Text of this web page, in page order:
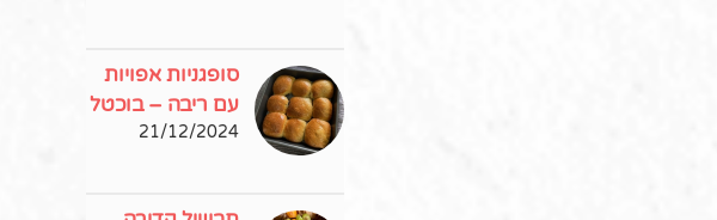
סופגניות אפויות
עם ריבה – בוכטל
21/12/2024